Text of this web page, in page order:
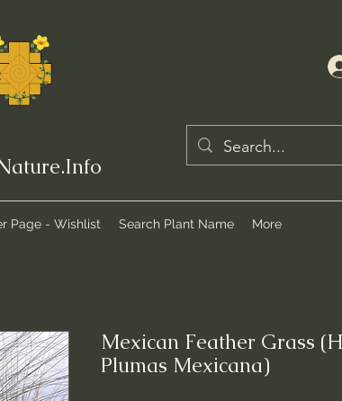
Page - Wishlist Search Plant Name More
Mexican Feather Grass
Plumas Mexicana)